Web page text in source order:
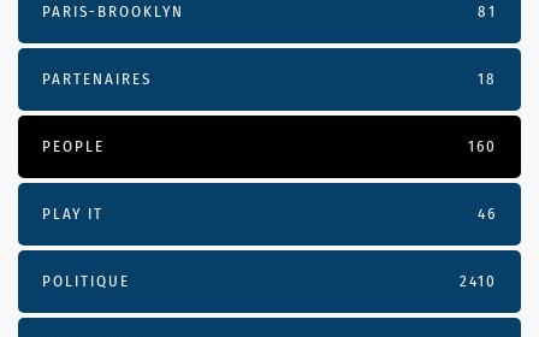
PARIS-BROOKLYN 81
PARTENAIRES 18
PEOPLE 160
PLAY IT 46
POLITIQUE 2410